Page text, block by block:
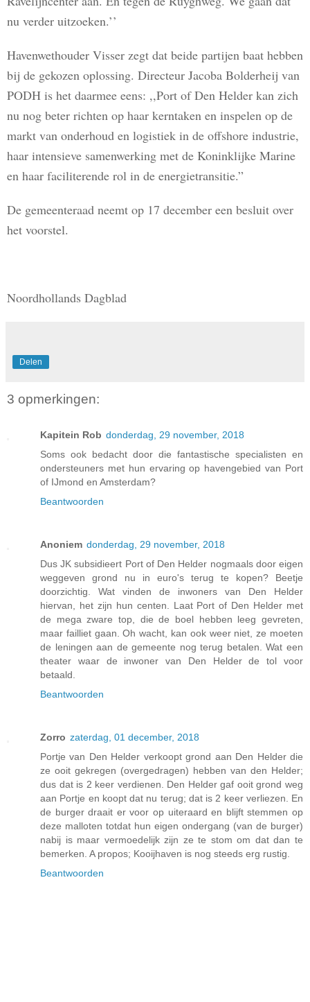
nu verder uitzoeken.’’
Havenwethouder Visser zegt dat beide partijen baat hebben
bij de gekozen oplossing. Directeur Jacoba Bolderheij van
PODH is het daarmee eens: ,,Port of Den Helder kan zich
nu nog beter richten op haar kerntaken en inspelen op de
markt van onderhoud en logistiek in de offshore industrie,
haar intensieve samenwerking met de Koninklijke Marine
en haar faciliterende rol in de energietransitie.”
De gemeenteraad neemt op 17 december een besluit over
het voorstel.
Noordhollands Dagblad
Delen
3 opmerkingen:
Kapitein Rob donderdag, 29 november, 2018
Soms ook bedacht door die fantastische specialisten en
ondersteuners met hun ervaring op havengebied van Port
of IJmond en Amsterdam?
Beantwoorden
Anoniem donderdag, 29 november, 2018
Dus JK subsidieert Port of Den Helder nogmaals door eigen
weggeven grond nu in euro's terug te kopen? Beetje
doorzichtig. Wat vinden de inwoners van Den Helder
hiervan, het zijn hun centen. Laat Port of Den Helder met
de mega zware top, die de boel hebben leeg gevreten,
maar failliet gaan. Oh wacht, kan ook weer niet, ze moeten
de leningen aan de gemeente nog terug betalen. Wat een
theater waar de inwoner van Den Helder de tol voor
betaald.
Beantwoorden
Zorro zaterdag, 01 december, 2018
Portje van Den Helder verkoopt grond aan Den Helder die
ze ooit gekregen (overgedragen) hebben van den Helder;
dus dat is 2 keer verdienen. Den Helder gaf ooit grond weg
aan Portje en koopt dat nu terug; dat is 2 keer verliezen. En
de burger draait er voor op uiteraard en blijft stemmen op
deze malloten totdat hun eigen ondergang (van de burger)
nabij is maar vermoedelijk zijn ze te stom om dat dan te
bemerken. A propos; Kooijhaven is nog steeds erg rustig.
Beantwoorden